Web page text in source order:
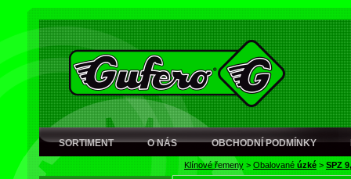
SORTIMENT O NÁS OBCHODNÍ PODMÍNKY
Klínové řemeny > Obalované úzké > SPZ